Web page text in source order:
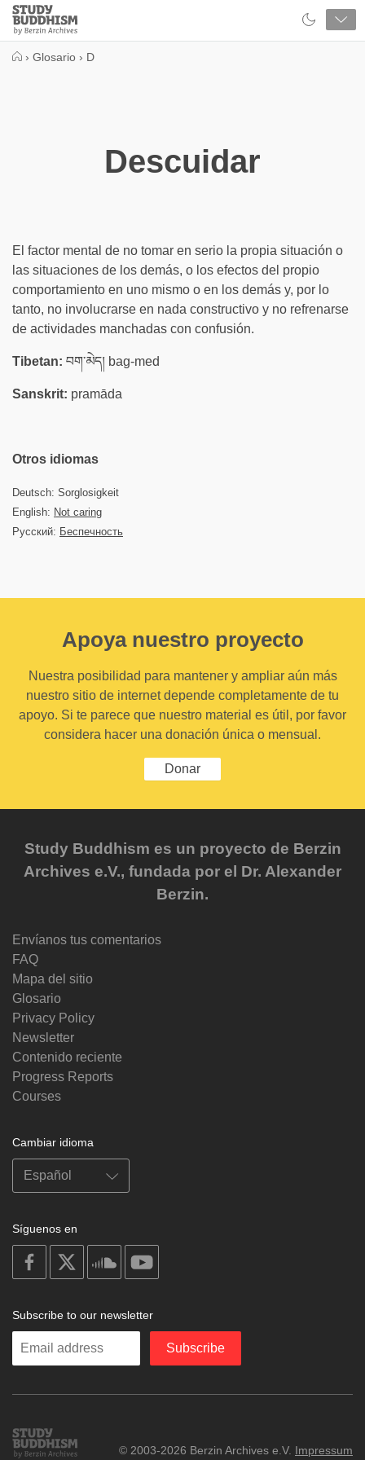
Close
Study
Buddhism
› Glosario › D
Descuidar
El factor mental de no tomar en serio la propia situación o
las situaciones de los demás, o los efectos del propio
comportamiento en uno mismo o en los demás y, por lo
tanto, no involucrarse en nada constructivo y no refrenarse
de actividades manchadas con confusión.
Tibetan: བག་མེད། bag-med
Sanskrit: pramāda
Otros idiomas
Deutsch: Sorglosigkeit
English: Not caring
Русский: Беспечность
Apoya nuestro proyecto
Nuestra posibilidad para mantener y ampliar aún más
nuestro sitio de internet depende completamente de tu
apoyo. Si te parece que nuestro material es útil, por favor
considera hacer una donación única o mensual.
Donar
Study Buddhism es un proyecto de Berzin
Archives e.V., fundada por el Dr. Alexander
Berzin.
Envíanos tus comentarios
FAQ
Mapa del sitio
Glosario
Privacy Policy
Newsletter
Contenido reciente
Progress Reports
Courses
Cambiar idioma
Síguenos en
on
facebook
soundcloud
Subscribe to our newsletter
Enter
Subscribe
Study
Buddhism
© 2003-2026 Berzin Archives e.V. Impressum